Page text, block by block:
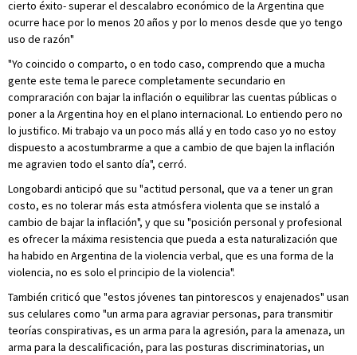
cierto éxito- superar el descalabro económico de la Argentina que
ocurre hace por lo menos 20 años y por lo menos desde que yo tengo
uso de razón"
"Yo coincido o comparto, o en todo caso, comprendo que a mucha
gente este tema le parece completamente secundario en
compraración con bajar la inflación o equilibrar las cuentas públicas o
poner a la Argentina hoy en el plano internacional. Lo entiendo pero no
lo justifico. Mi trabajo va un poco más allá y en todo caso yo no estoy
dispuesto a acostumbrarme a que a cambio de que bajen la inflación
me agravien todo el santo día", cerró.
Longobardi anticipó que su "actitud personal, que va a tener un gran
costo, es no tolerar más esta atmósfera violenta que se instaló a
cambio de bajar la inflación", y que su "posición personal y profesional
es ofrecer la máxima resistencia que pueda a esta naturalización que
ha habido en Argentina de la violencia verbal, que es una forma de la
violencia, no es solo el principio de la violencia".
También criticó que "estos jóvenes tan pintorescos y enajenados" usan
sus celulares como "un arma para agraviar personas, para transmitir
teorías conspirativas, es un arma para la agresión, para la amenaza, un
arma para la descalificación, para las posturas discriminatorias, un